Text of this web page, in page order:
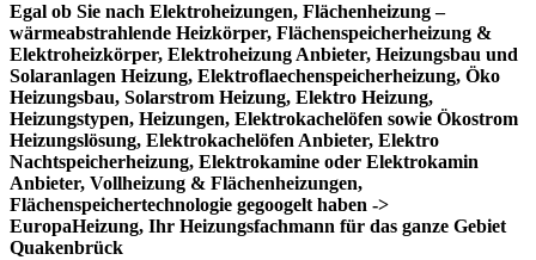
Egal ob Sie nach Elektroheizungen, Flächenheizung –
wärmeabstrahlende Heizkörper, Flächenspeicherheizung &
Elektroheizkörper, Elektroheizung Anbieter, Heizungsbau und
Solaranlagen Heizung, Elektroflaechenspeicherheizung, Öko
Heizungsbau, Solarstrom Heizung, Elektro Heizung,
Heizungstypen, Heizungen, Elektrokachelöfen sowie Ökostrom
Heizungslösung, Elektrokachelöfen Anbieter, Elektro
Nachtspeicherheizung, Elektrokamine oder Elektrokamin
Anbieter, Vollheizung & Flächenheizungen,
Flächenspeichertechnologie gegoogelt haben ->
EuropaHeizung, Ihr Heizungsfachmann für das ganze Gebiet
Quakenbrück